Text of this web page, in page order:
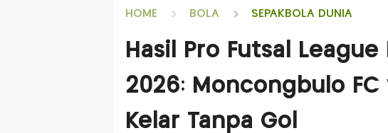
HOME BOLA SEPAKBOLA DUNIA
Hasil Pro Futsal
2026: Moncongbulo
Kelar Tanpa Gol